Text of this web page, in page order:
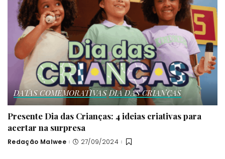
DATAS COMEMORATIVAS DIA DAS CRIANÇAS
Presente Dia das Crianças: 4 ideias criativas para
acertar na surpresa
Posted
Redação Malwee 27/09/2024